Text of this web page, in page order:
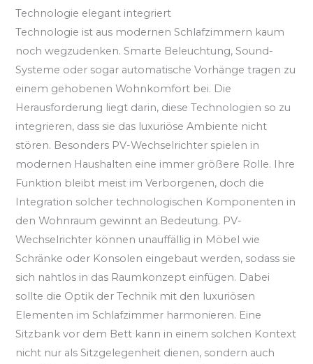
Technologie elegant integriert
Technologie ist aus modernen Schlafzimmern kaum
noch wegzudenken. Smarte Beleuchtung, Sound-
Systeme oder sogar automatische Vorhänge tragen zu
einem gehobenen Wohnkomfort bei. Die
Herausforderung liegt darin, diese Technologien so zu
integrieren, dass sie das luxuriöse Ambiente nicht
stören. Besonders PV-Wechselrichter spielen in
modernen Haushalten eine immer größere Rolle. Ihre
Funktion bleibt meist im Verborgenen, doch die
Integration solcher technologischen Komponenten in
den Wohnraum gewinnt an Bedeutung. PV-
Wechselrichter können unauffällig in Möbel wie
Schränke oder Konsolen eingebaut werden, sodass sie
sich nahtlos in das Raumkonzept einfügen. Dabei
sollte die Optik der Technik mit den luxuriösen
Elementen im Schlafzimmer harmonieren. Eine
Sitzbank vor dem Bett kann in einem solchen Kontext
nicht nur als Sitzgelegenheit dienen, sondern auch